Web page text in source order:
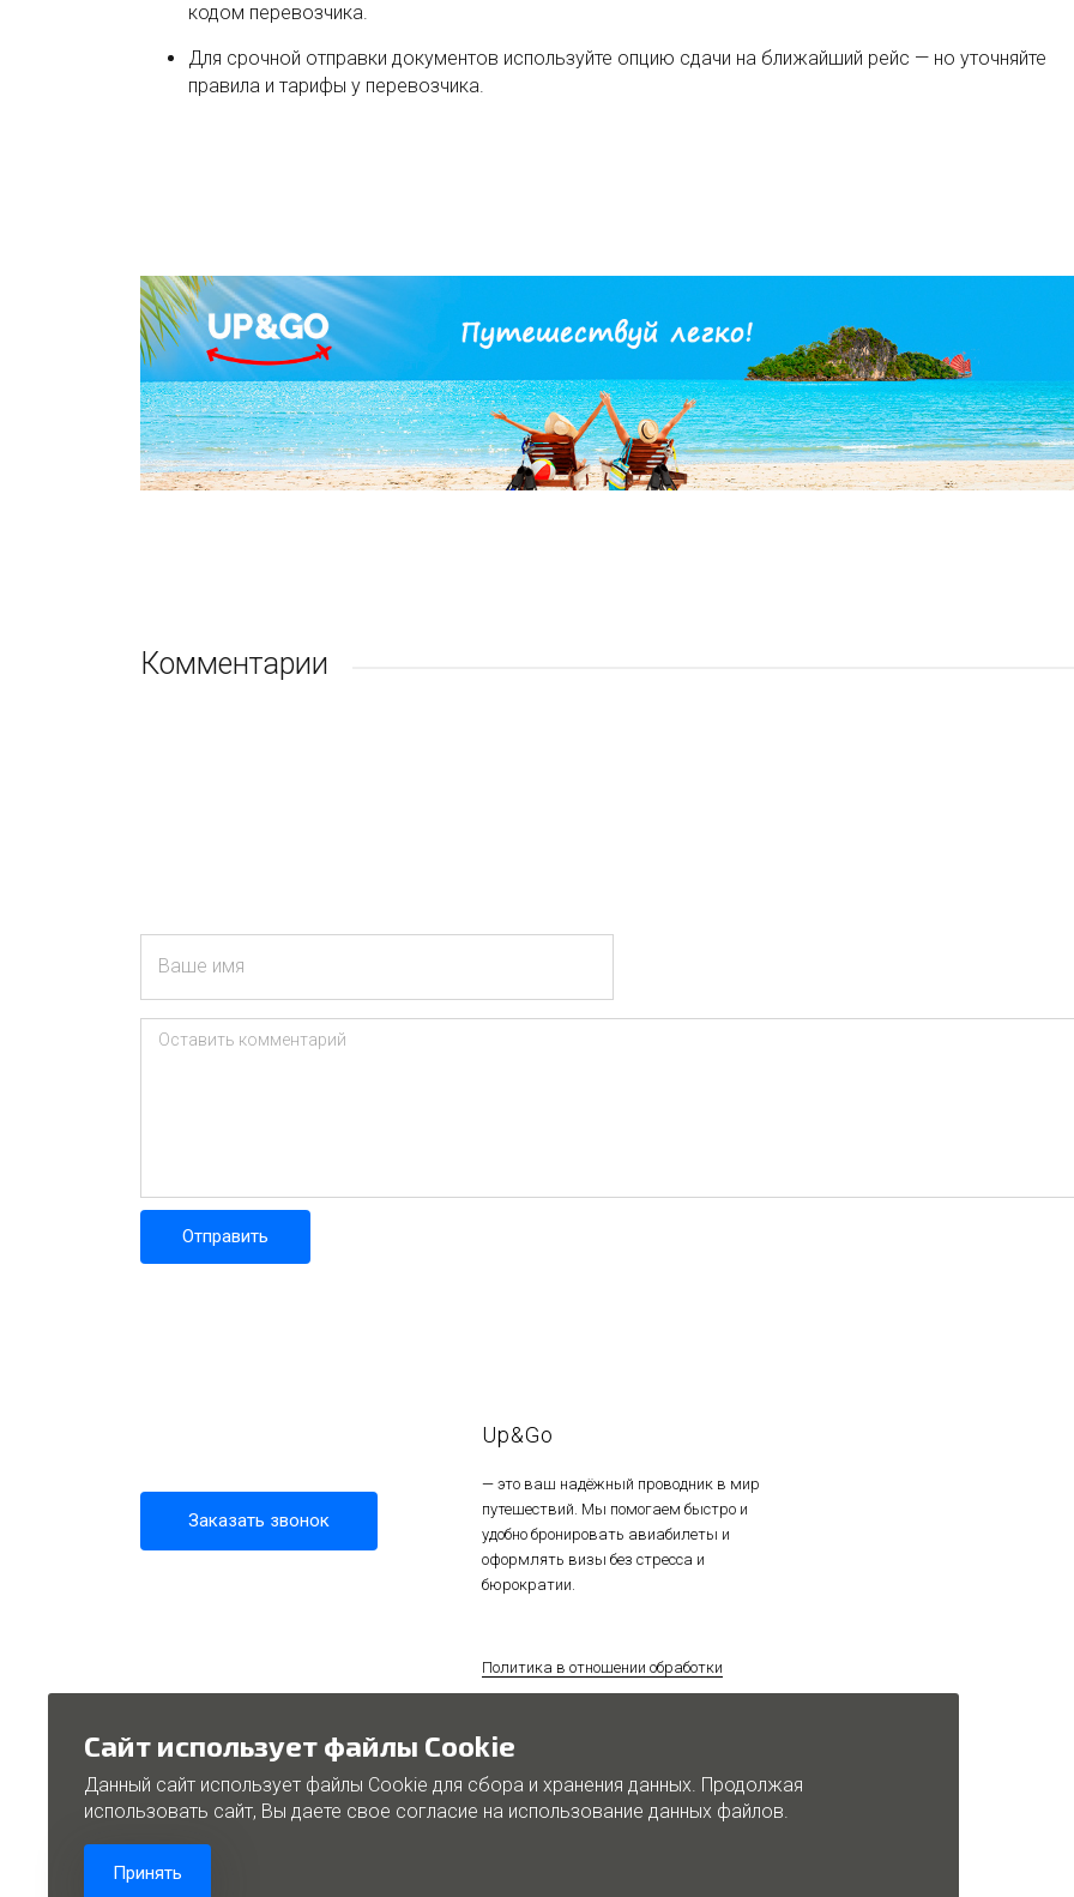
кодом перевозчика.
Для срочной отправки документов используйте опцию сдачи на ближайший рейс — но уточняйте
правила и тарифы у перевозчика.
Комментарии
Ваше имя
Оставить комментарий
Отправить
Заказать звонок
Up&Go
— это ваш надёжный проводник в мир
путешествий. Мы помогаем быстро и
удобно бронировать авиабилеты и
оформлять визы без стресса и
бюрократии.
Политика в отношении обработки
персональных данных
Политика использования файлов cookie
Проект
Сайт использует файлы Cookie
Данный сайт использует файлы Cookie для сбора и хранения данных. Продолжая
использовать сайт, Вы даете свое согласие на использование данных файлов.
Принять